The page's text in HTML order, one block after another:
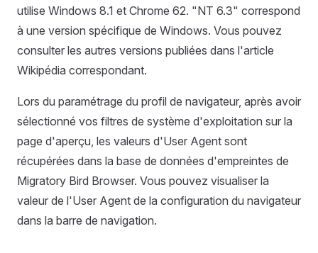
utilise Windows 8.1 et Chrome 62. "NT 6.3" correspond
à une version spécifique de Windows. Vous pouvez
consulter les autres versions publiées dans l'article
Wikipédia correspondant.
Lors du paramétrage du profil de navigateur, après avoir
sélectionné vos filtres de système d'exploitation sur la
page d'aperçu, les valeurs d'User Agent sont
récupérées dans la base de données d'empreintes de
Migratory Bird Browser. Vous pouvez visualiser la
valeur de l'User Agent de la configuration du navigateur
dans la barre de navigation.